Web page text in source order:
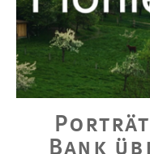
Bank